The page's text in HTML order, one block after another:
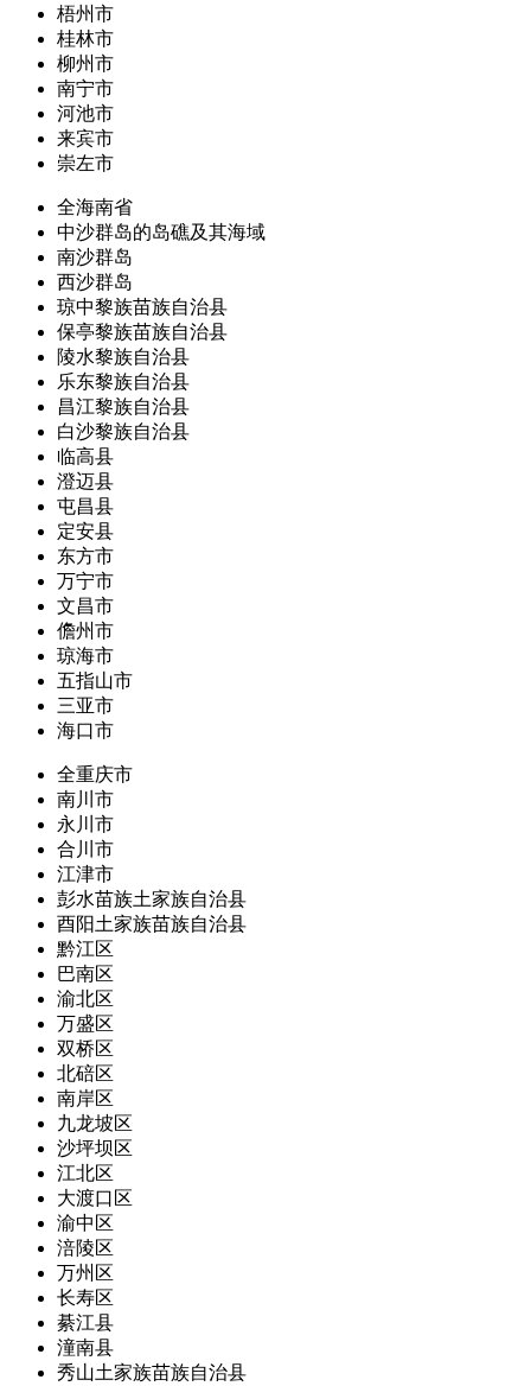
梧州市
桂林市
柳州市
南宁市
河池市
来宾市
崇左市
全海南省
中沙群岛的岛礁及其海域
南沙群岛
西沙群岛
琼中黎族苗族自治县
保亭黎族苗族自治县
陵水黎族自治县
乐东黎族自治县
昌江黎族自治县
白沙黎族自治县
临高县
澄迈县
屯昌县
定安县
东方市
万宁市
文昌市
儋州市
琼海市
五指山市
三亚市
海口市
全重庆市
南川市
永川市
合川市
江津市
彭水苗族土家族自治县
酉阳土家族苗族自治县
黔江区
巴南区
渝北区
万盛区
双桥区
北碚区
南岸区
九龙坡区
沙坪坝区
江北区
大渡口区
渝中区
涪陵区
万州区
长寿区
綦江县
潼南县
秀山土家族苗族自治县